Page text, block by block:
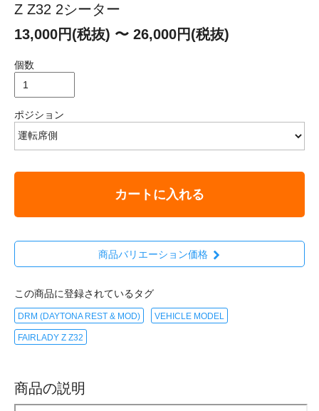
Z Z32 2シーター
13,000円(税抜) 〜 26,000円(税抜)
個数
ポジション
カートに入れる
商品バリエーション価格
この商品に登録されているタグ
DRM (DAYTONA REST & MOD) VEHICLE MODEL
FAIRLADY Z Z32
商品の説明